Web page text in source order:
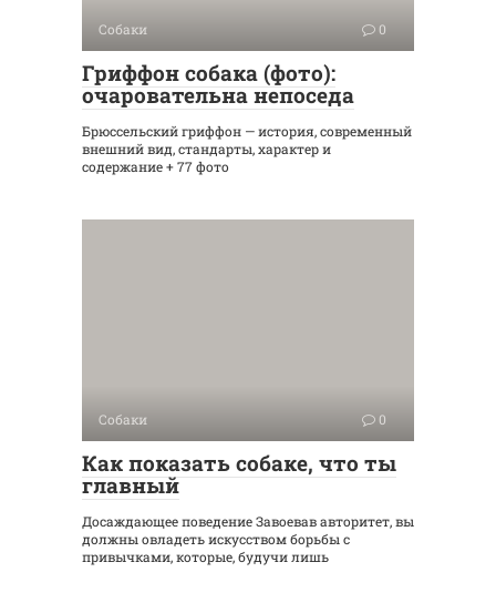
Собаки 0
Гриффон собака (фото):
очаровательна непоседа
Брюссельский гриффон — история, современный
внешний вид, стандарты, характер и
содержание + 77 фото
Собаки 0
Как показать собаке, что ты
главный
Досаждающее поведение Завоевав авторитет, вы
должны овладеть искусством борьбы с
привычками, которые, будучи лишь